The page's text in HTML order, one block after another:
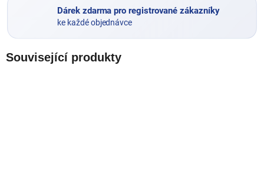
Dárek zdarma pro registrované zákazníky
ke každé objednávce
Související produkty